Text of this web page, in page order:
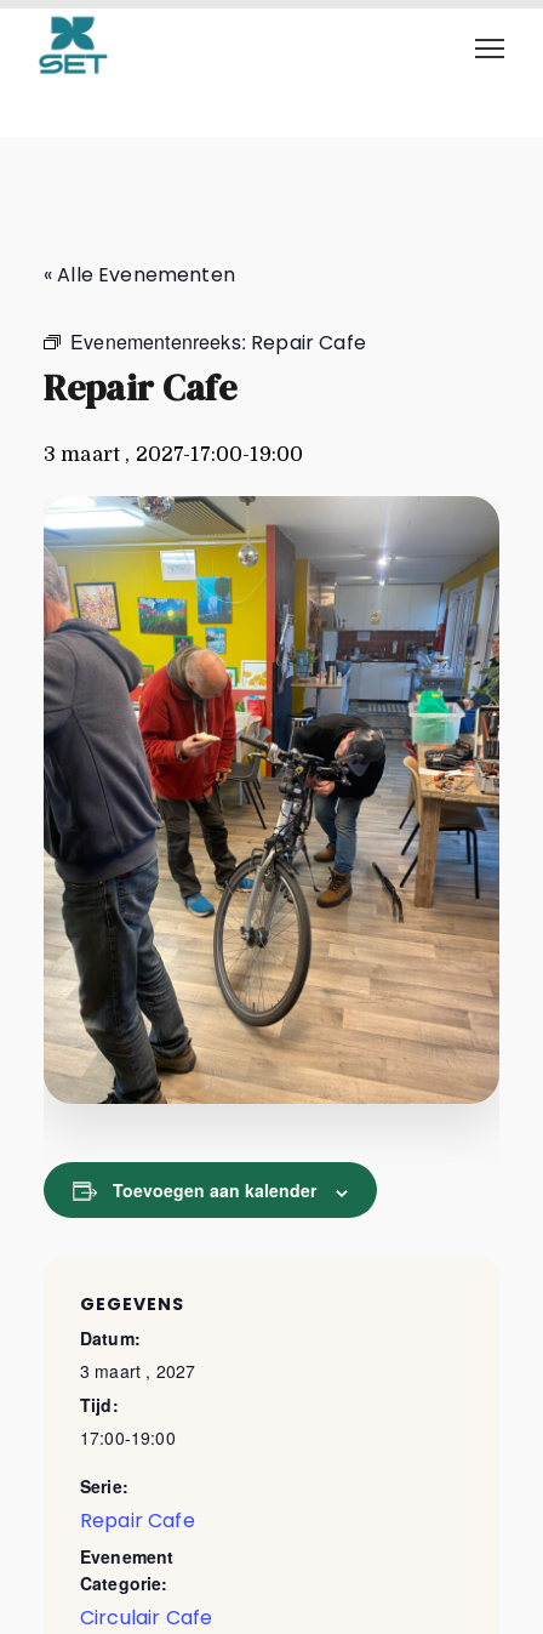
Repair Cafe
« Alle Evenementen
Evenementenreeks: Repair Cafe
Repair Cafe
3 maart , 2027-17:00-19:00
Toevoegen aan kalender
GEGEVENS
Datum:
3 maart , 2027
Tijd:
17:00-19:00
Serie:
Repair Cafe
Evenement
Categorie:
Circulair Cafe